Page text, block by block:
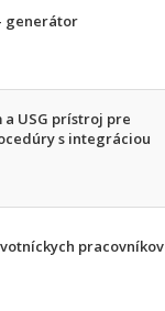
generátor
USG prístroj pre
s integráciou
pracovníkov